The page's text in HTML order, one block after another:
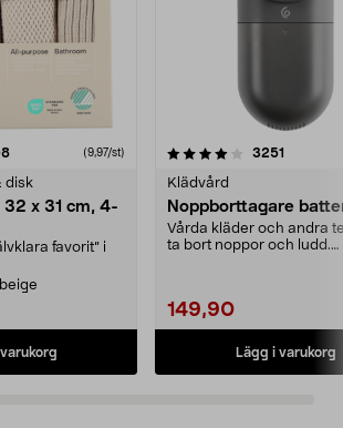
recensioner (9,97/st)
disk
x 31 cm, 4-
favorit” i
3251
Klädvård
Noppborttagare
Vårda kläder och andra
ta bort noppor och ludd.
149,90
Lägg i varukorg
4.5av 5 stjärnor